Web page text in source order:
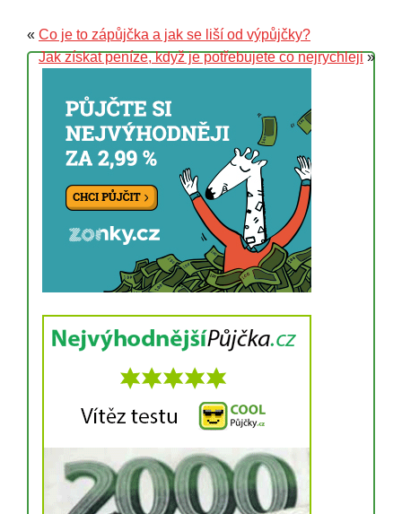
« Co je to zápůjčka a jak se liší od výpůjčky?
Jak získat peníze, když je potřebujete co nejrychleji»